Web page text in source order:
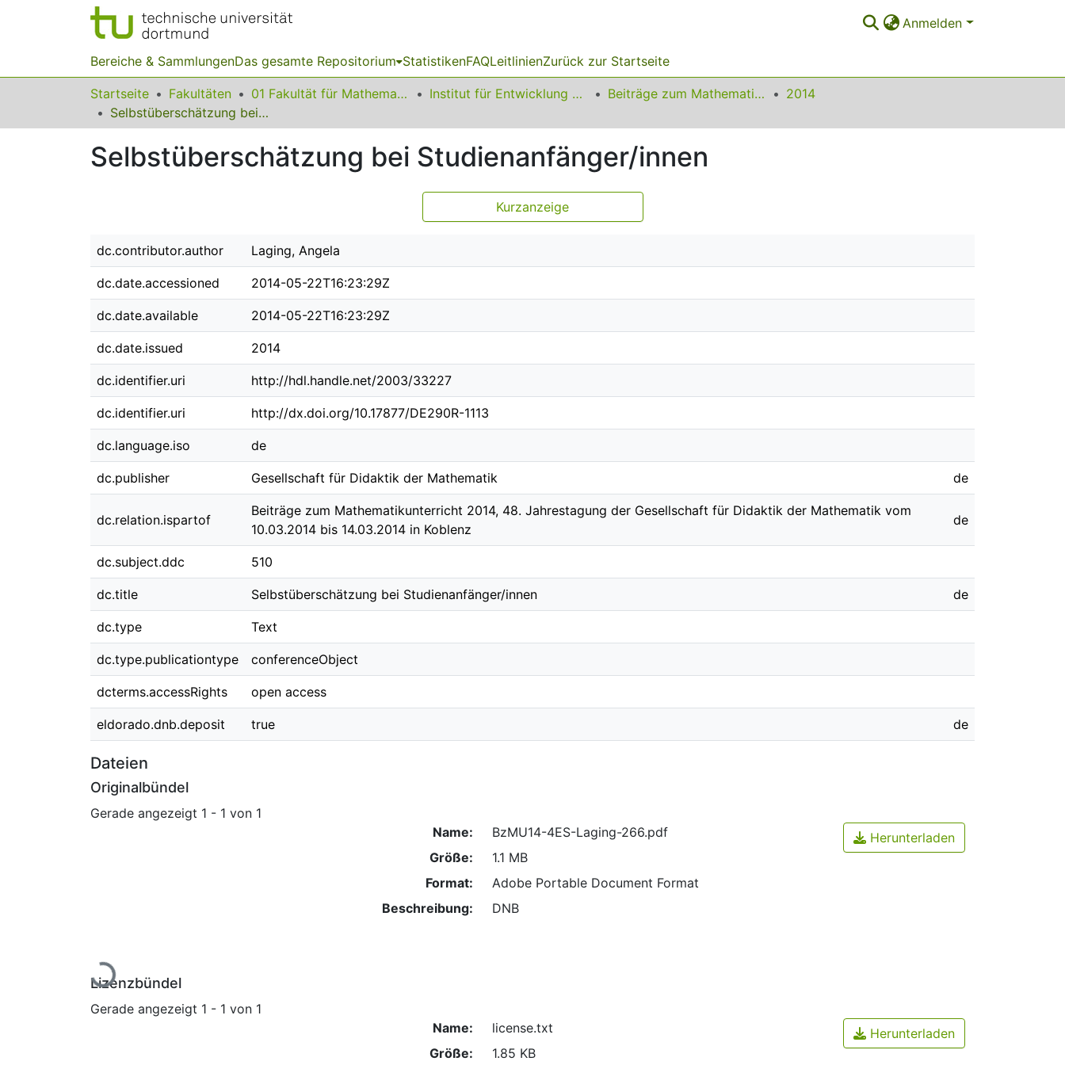
Anmelden
Bereiche & SammlungenDas gesamte Repositorium StatistikenFAQLeitlinienZurück zur Startseite
Startseite Fakultäten 01 Fakultät für Mathematik Institut für Entwicklung und Erforschung des Mathematikunterrichts Beiträge zum Mathematikunterricht
2014
Selbstüberschätzung bei Studienanfänger/innen
Selbstüberschätzung bei Studienanfänger/innen
Kurzanzeige
dc.contributor.author Laging, Angela
dc.date.accessioned 2014-05-22T16:23:29Z
dc.date.available 2014-05-22T16:23:29Z
dc.date.issued 2014
dc.identifier.uri http://hdl.handle.net/2003/33227
dc.identifier.uri http://dx.doi.org/10.17877/DE290R-1113
dc.language.iso de
dc.publisher Gesellschaft für Didaktik der Mathematik de
dc.relation.ispartof
Beiträge zum Mathematikunterricht 2014, 48. Jahrestagung der Gesellschaft für Didaktik der Mathematik vom
10.03.2014 bis 14.03.2014 in Koblenz
de
dc.subject.ddc 510
dc.title Selbstüberschätzung bei Studienanfänger/innen de
dc.type Text
dc.type.publicationtype conferenceObject
dcterms.accessRights open access
eldorado.dnb.deposit true de
Dateien
Originalbündel
Gerade angezeigt 1 - 1 von 1
Lade...
Name:
BzMU14-4ES-Laging-266.pdf
Größe:
1.1 MB
Format:
Adobe Portable Document Format
Beschreibung:
DNB
Herunterladen
Lizenzbündel
Gerade angezeigt 1 - 1 von 1
Name:
license.txt
Größe:
1.85 KB
Herunterladen